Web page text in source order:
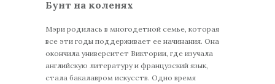
Бунт на коленях
Мэри родилась в многодетной семье, которая
все эти годы поддерживает ее начинания. Она
окончила университет Виктории, где изучала
английскую литературу и французский язык,
стала бакалавром искусств. Одно время